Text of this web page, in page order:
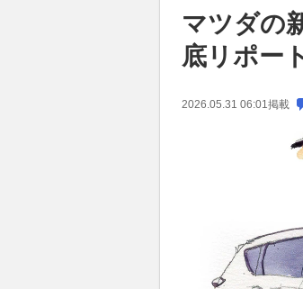
マツダの
底リポー
2026.05.31 06:01 掲載